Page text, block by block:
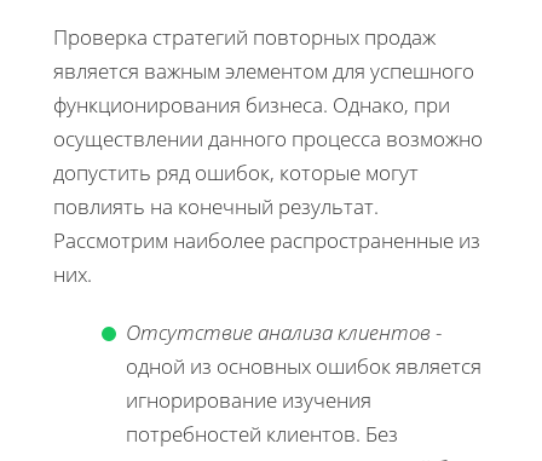
Проверка стратегий повторных продаж
является важным элементом для успешного
функционирования бизнеса. Однако, при
осуществлении данного процесса возможно
допустить ряд ошибок, которые могут
повлиять на конечный результат.
Рассмотрим наиболее распространенные из
них.
Отсутствие анализа клиентов -
одной из основных ошибок является
игнорирование изучения
потребностей клиентов. Без